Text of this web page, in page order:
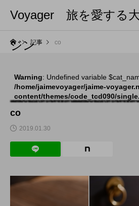
Voyager 旅を愛する
ジン記事 co
Warning: Undefined variable
/home/jaimevoyager/jaime-
content/themes/code_tcd090/
co
2019.01.30